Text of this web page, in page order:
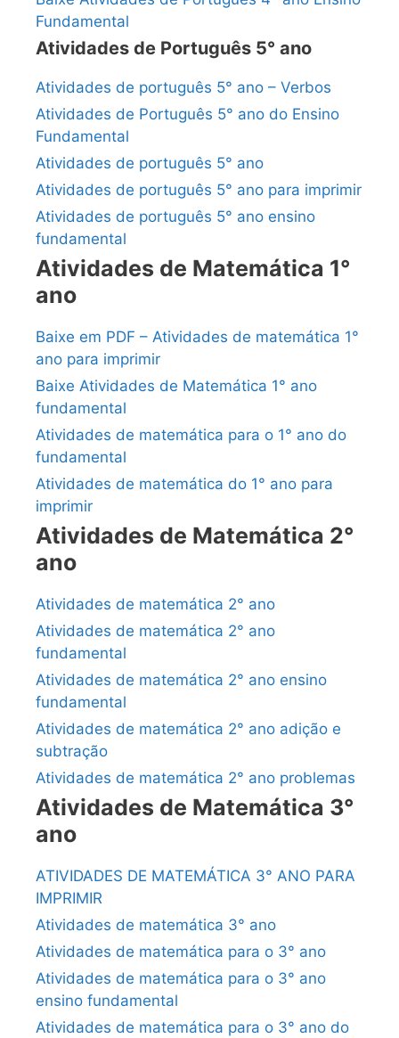
Fundamental
Atividades de Português 5° ano
Atividades de português 5° ano – Verbos
Atividades de Português 5° ano do Ensino
Fundamental
Atividades de português 5° ano
Atividades de português 5° ano para imprimir
Atividades de português 5° ano ensino
fundamental
Atividades de Matemática 1°
ano
Baixe em PDF – Atividades de matemática 1°
ano para imprimir
Baixe Atividades de Matemática 1° ano
fundamental
Atividades de matemática para o 1° ano do
fundamental
Atividades de matemática do 1° ano para
imprimir
Atividades de Matemática 2°
ano
Atividades de matemática 2° ano
Atividades de matemática 2° ano
fundamental
Atividades de matemática 2° ano ensino
fundamental
Atividades de matemática 2° ano adição e
subtração
Atividades de matemática 2° ano problemas
Atividades de Matemática 3°
ano
ATIVIDADES DE MATEMÁTICA 3° ANO PARA
IMPRIMIR
Atividades de matemática 3° ano
Atividades de matemática para o 3° ano
Atividades de matemática para o 3° ano
ensino fundamental
Atividades de matemática para o 3° ano do